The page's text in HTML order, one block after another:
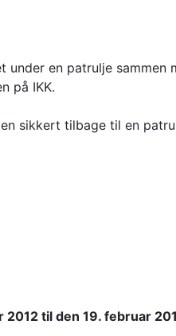
under en patrulje
på IKK.
sikkert tilbage til en
2012 til den 19. februar